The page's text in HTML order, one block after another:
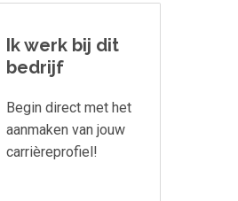
Ik werk bij dit
bedrijf
Begin direct met het
aanmaken van jouw
carrièreprofiel!